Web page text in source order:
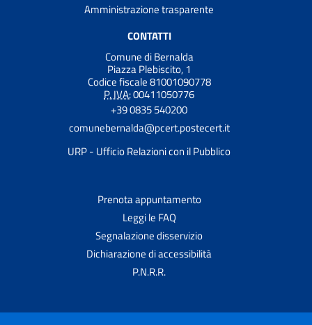
Amministrazione trasparente
CONTATTI
Comune di Bernalda
Piazza Plebiscito, 1
Codice fiscale 81001090778
P. IVA:00411050776
+39 0835 540200
comunebernalda@pcert.postecert.it
URP - Ufficio Relazioni con il Pubblico
Prenota appuntamento
Leggi le FAQ
Segnalazione disservizio
Dichiarazione di accessibilità
P.N.R.R.